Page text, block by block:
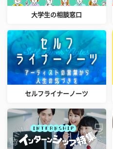
大学生の相談窓口
セルフライナーノーツ